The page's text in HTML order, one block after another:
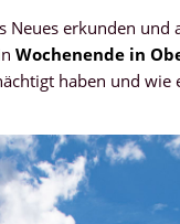
erkunden
Wochenende in
haben und